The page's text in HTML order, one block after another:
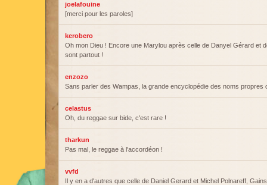
joelafouine
[merci pour les paroles]
kerobero
Oh mon Dieu ! Encore une Marylou après celle de Danyel Gérard et
sont partout !
enzozo
Sans parler des Wampas, la grande encyclopédie des noms propres
celastus
Oh, du reggae sur bide, c'est rare !
tharkun
Pas mal, le reggae à l'accordéon !
vvfd
Il y en a d'autres que celle de Daniel Gerard et Michel Polnareff,